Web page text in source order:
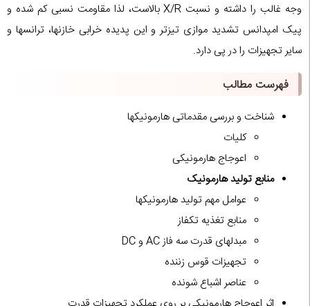
وجه غالب را داشته و نسبت X/R بالاست، لذا مقاومت نسبی کم شده و
پیک امپدانس تشدید موازی تیزتر و این پدیده خرابی خازنها، ترانسها و
سایر تجهیزات را در پی دارد.
فهرست مطالب
شناخت و بررسی مقدماتی هارمونیکها
کلیات
اعوجاج هارمونیکی
منابع تولید هارمونیک
عوامل مهم تولید هارمونیکها
منابع تغذیه تکفاز
مبدلهای قدرت سه فاز AC و DC
تجهیزات قوس زننده
عناصر اشباع شونده